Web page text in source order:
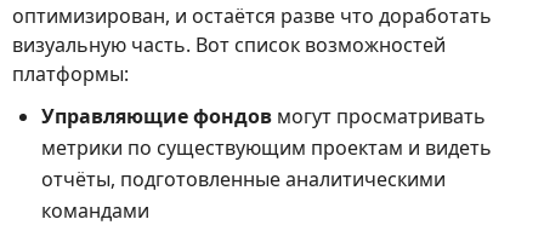
оптимизирован, и остаётся разве что доработать
визуальную часть. Вот список возможностей
платформы:
Управляющие фондов могут просматривать
метрики по существующим проектам и видеть
отчёты, подготовленные аналитическими
командами